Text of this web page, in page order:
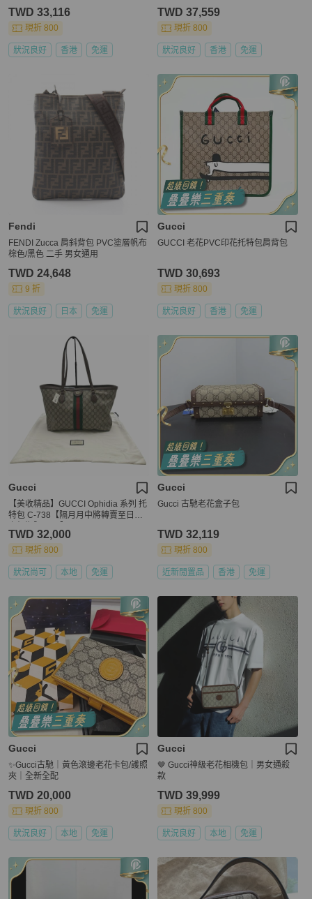
TWD 33,116
現折 800
狀況良好 香港 免運
TWD 37,559
現折 800
狀況良好 香港 免運
Fendi
FENDI Zucca 肩斜背包 PVC塗層帆布
棕色/黑色 二手 男女通用
TWD 24,648
9 折
狀況良好 日本 免運
Gucci
GUCCI 老花PVC印花托特包肩背包
TWD 30,693
現折 800
狀況良好 香港 免運
Gucci
【美收精品】GUCCI Ophidia 系列 托
特包 C-738【隔月月中將轉賣至日本
TWD 32,000
現折 800
狀況尚可 本地 免運
Gucci
Gucci 古馳老花盒子包
TWD 32,119
現折 800
近新閒置品 香港 免運
Gucci
✨Gucci古馳｜黃色滾邊老花卡包/護照
夾｜全新全配
TWD 20,000
現折 800
狀況良好 本地 免運
Gucci
🤎 Gucci神級老花相機包｜男女通殺
款
TWD 39,999
現折 800
狀況良好 本地 免運